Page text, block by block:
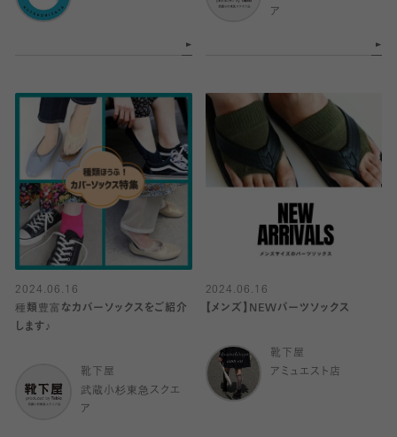
ア
2024.06.16
種類豊富なカバーソックスをご紹介
します♪
靴下屋
武蔵小杉東急スクエ
ア
2024.06.16
【メンズ】NEWパーツソックス
靴下屋
アミュエスト店